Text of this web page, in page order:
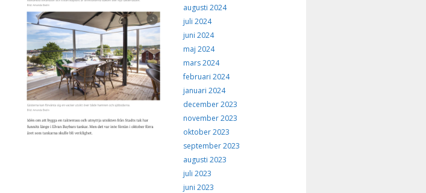
augusti 2024
juli 2024
juni 2024
maj 2024
mars 2024
februari 2024
januari 2024
december 2023
november 2023
oktober 2023
september 2023
augusti 2023
juli 2023
juni 2023
Statistik
För att vi ska
kunna
förbättra
hemsidans
funktionalitet
och
uppbyggnad,
baserat på
hur
hemsidan
används.